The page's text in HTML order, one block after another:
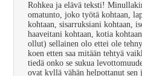
Rohkea ja elävä teksti!
omatunto, joko työtä kohtaan,
kohtaan, sisarruksiani kohtaan,
haaveitani kohtaan, kotia
ollut) sellainen olo ettei ole
koen etten saa mitään tehtyä
tiedä onko se sukua
ovat kyllä vähän helpottanut